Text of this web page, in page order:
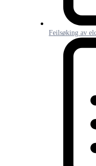
Feilsøking av